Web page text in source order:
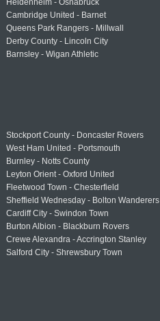
Heidenheim - Osnabrück
Cambridge United - Barnet
Queens Park Rangers - Millwall
Derby County - Lincoln City
Barnsley - Wigan Athletic
Stockport County - Doncaster Rovers
West Ham United - Portsmouth
Burnley - Notts County
Leyton Orient - Oxford United
Fleetwood Town - Chesterfield
Sheffield Wednesday - Bolton Wanderers
Cardiff City - Swindon Town
Burton Albion - Blackburn Rovers
Crewe Alexandra - Accrington Stanley
Salford City - Shrewsbury Town